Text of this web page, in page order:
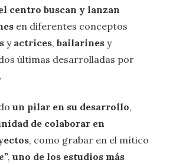
centro buscan y lanzan
en diferentes conceptos
y actrices, bailarines y
últimas desarrolladas por
.
un pilar en su desarrollo,
de colaborar en
, como grabar en el mítico
, uno de los estudios más